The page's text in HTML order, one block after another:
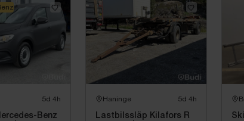
5d 4h
Benz
Haninge 5d 4h
Lastbilssläp Kilafors R